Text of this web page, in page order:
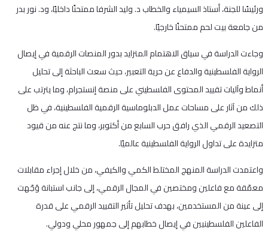
ورئيسًا للجنة، أستاذ السيمياء والخطاب د. وليد الشرفا ممتحنًا داخليًا، ود. نور بدر
من جامعة بيت لحم ممتحنًا خارجيًا.
وجاءت الدراسة في سياق الاهتمام المتزايد بدور المنصات الرقمية في إيصال
الرواية الفلسطينية والدفاع عن حرية التعبير، حيث سعت الباحثة إلى تحليل
أنماط وآليات تقييد المحتوى الفلسطيني على منصة إنستجرام، وما يترتب على
ذلك من آثار على مساحات عمل الدبلوماسية الرقمية الفلسطينية، في ظل
التصعيد الرقمي الذي رافق حرب السابع من أكتوبر، وما نتج عنه من قيود
متزايدة على تداول الرواية الفلسطينية عالميًا.
واعتمدت الدراسة المنهج المختلط الكمي والكيفي، من خلال إجراء مقابلات
معمّقة مع فاعلين ومختصين في المجال الرقمي، إلى جانب استبانة وُجّهت
إلى عينة من المستخدمين، بهدف تحليل تأثير التقييد الرقمي على قدرة
الفاعلين الفلسطينيين في إيصال خطابهم إلى جمهور محلي ودولي.